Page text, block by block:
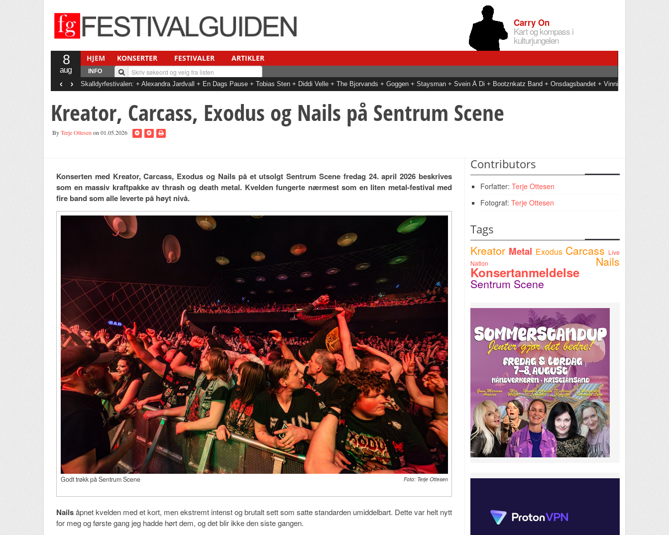
Carry On
Kart og kompass i
kulturjungelen
8
aug
HJEM KONSERTER FESTIVALER ARTIKLER
INFO
Skalldyrfestivalen: + Alexandra Jardvall + En Dags Pause + Tobias Sten + Diddi Velle + The Bjorvands + Goggen + Staysman + Svein Å Di + Bootznkatz Band + Onsdagsbandet + Vinni
+ Det Gode Selskab
‹ ›
Kreator, Carcass, Exodus og Nails på Sentrum Scene
ByTerje Ottesenon 01.05.2026
Konserten med Kreator, Carcass, Exodus og Nails på et utsolgt Sentrum Scene fredag 24. april 2026 beskrives
som en massiv kraftpakke av thrash og death metal. Kvelden fungerte nærmest som en liten metal-festival med
fire band som alle leverte på høyt nivå.
Godt trøkk på Sentrum Scene Foto: Terje Ottesen
Nailsåpnet kvelden med et kort, men ekstremt intenst og brutalt sett som satte standarden umiddelbart. Dette var helt nytt
for meg og første gang jeg hadde hørt dem, og det blir ikke den siste gangen.
Contributors
Forfatter: Terje Ottesen
Fotograf: Terje Ottesen
Tags
Kreator Metal Exodus Carcass Live
Nation
Nails
Konsertanmeldelse
Sentrum Scene